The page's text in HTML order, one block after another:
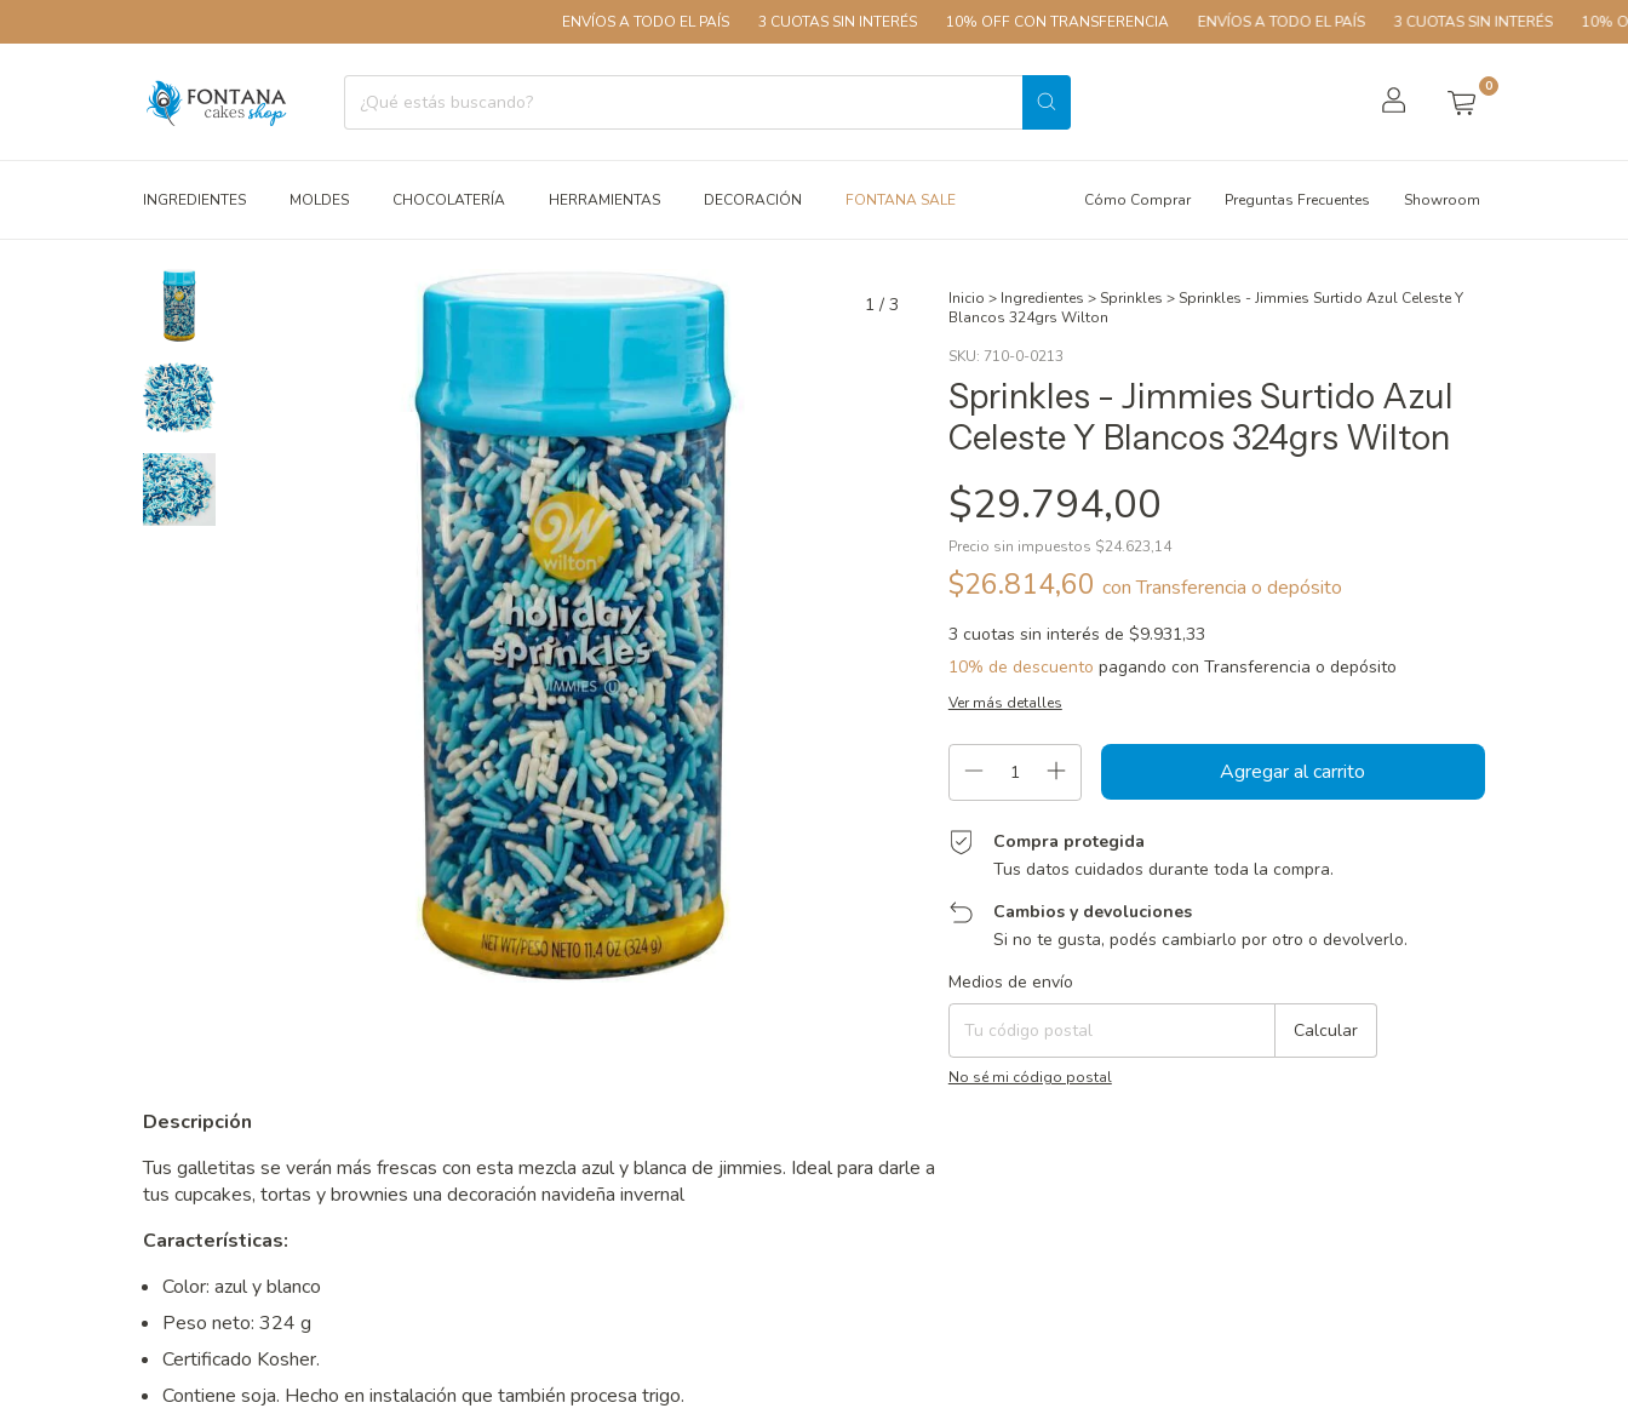
ENVÍOS A TODO EL PAÍS 3 CUOTAS SIN INTERÉS 10% OFF CON TRANSFERENCIA ENVÍOS A TODO EL PAÍS 3 CUOTAS SIN INTERÉS 10% OFF CON
0
INGREDIENTES MOLDES CHOCOLATERÍA HERRAMIENTAS DECORACIÓN FONTANA SALE Cómo Comprar Preguntas Frecuentes Showroom
1 / 3 Inicio > Ingredientes > Sprinkles > Sprinkles - Jimmies Surtido Azul Celeste Y
Blancos 324grs Wilton
SKU: 710-0-0213
Sprinkles - Jimmies Surtido Azul
Celeste Y Blancos 324grs Wilton
$29.794,00
Precio sin impuestos $24.623,14
$26.814,60 con Transferencia o depósito
3 cuotas sin interés de $9.931,33
10% de descuento pagando con Transferencia o depósito
Ver más detalles
Compra protegida
Tus datos cuidados durante toda la compra.
Cambios y devoluciones
Si no te gusta, podés cambiarlo por otro o devolverlo.
Entregas para el CP:
Medios de envío
Calcular
No sé mi código postal
Descripción
Tus galletitas se verán más frescas con esta mezcla azul y blanca de jimmies. Ideal para darle a
tus cupcakes, tortas y brownies una decoración navideña invernal
Características:
Color: azul y blanco
Peso neto: 324 g
Certificado Kosher.
Contiene soja. Hecho en instalación que también procesa trigo.